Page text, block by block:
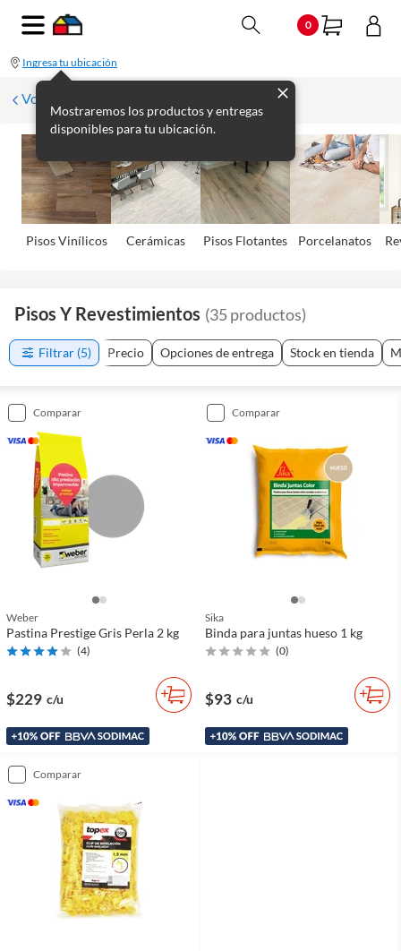
0
Ingresa tu ubicación
Mostraremos los productos y entregas
disponibles para tu ubicación.
Volver
Pisos Viní­licos Cerámicas Pisos Flotantes Porcelanatos
Pisos Y Revestimientos (35productos)
Filtrar (5) Precio Opciones de entrega Stock en tienda
comparar
Weber
Pastina Prestige Gris Perla 2 kg
(4)
$229 c/u
comparar
Sika
Binda para juntas hueso 1 kg
(0)
$93 c/u
comparar